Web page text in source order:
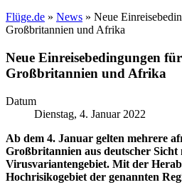
Flüge.de » News » Neue
Großbritannien und Afrika
Neue Einreisebedingungen
Großbritannien und Afrika
Datum
Dienstag, 4. Januar 2022
Ab dem 4. Januar gelten mehrere
Großbritannien aus deutscher Sicht
Virusvariantengebiet. Mit der
Hochrisikogebiet der genannten